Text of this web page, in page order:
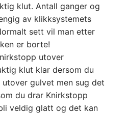
klut. Antall ganger og
av klikksystemets
sett vil man etter
er borte!
utover
klut klar dersom du
gulvet men sug det
du drar Knirkstopp
veldig glatt og det kan